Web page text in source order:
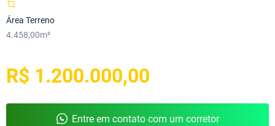
Área Terreno
4.458,00m²
R$ 1.200.000,00
Entre em contato com um corretor